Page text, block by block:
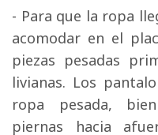
- Para que la ropa
acomodar en el
piezas pesadas
livianas. Los
ropa pesada,
piernas hacia